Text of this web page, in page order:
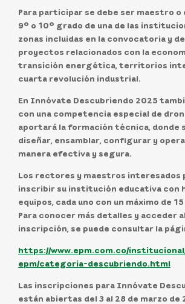
Para participar se debe ser maestro
9° o 10° grado de una de las
zonas incluidas en la convocatoria y
proyectos relacionados con la
transición energética, territorios
cuarta revolución industrial.
En Innóvate Descubriendo 2025
con una competencia especial de
aportará la formación técnica, donde
diseñar, ensamblar, configurar y
manera efectiva y segura.
Los rectores y maestros interesados
inscribir su institución educativa con
equipos, cada uno con un máximo de
Para conocer más detalles y acceder
inscripción, se puede consultar la
https://www.epm.com.co/
epm/categoria-descubriendo.html
Las inscripciones para Innóvate
están abiertas del 3 al 28 de marzo de